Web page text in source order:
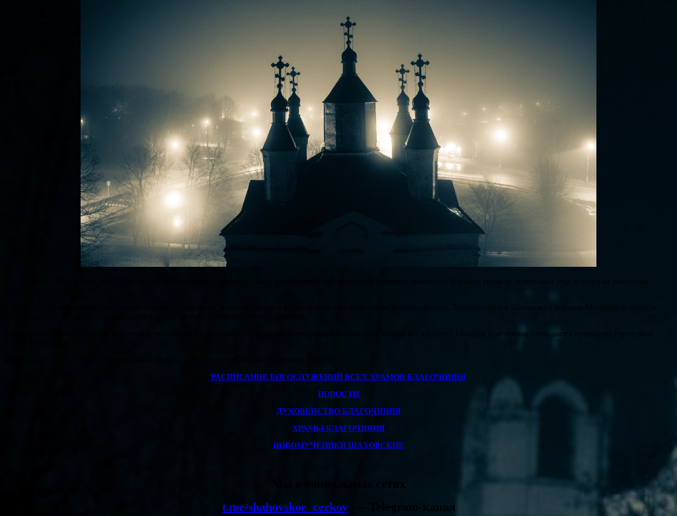
В настоящее время Шаховской благочиннический округ объединяет 10 приходов Одинцовской Епархии (11 храмов и 2 часовни). Границы благочиния совпадают с границами городского
РАСПИСАНИЕ БОГОСЛУЖЕНИЙ ВСЕХ ХРАМОВ БЛАГОЧИНИЯ
НОВОСТИ
ДУХОВЕНСТВО БЛАГОЧИНИЯ
ХРАМЫ БЛАГОЧИНИЯ
НОВОМУЧЕНИКИ ШАХОВСКИЕ
t.me/shahovskoe_cerkov— Telegram-канал